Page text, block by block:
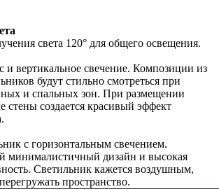
света 120° для общего освещения.
вертикальное свечение. Композиции из
будут стильно смотреться при
и спальных зон. При размещении
стены создается красивый эффект
с горизонтальным свечением.
минималистичный дизайн и высокая
Светильник кажется воздушным,
пространство.